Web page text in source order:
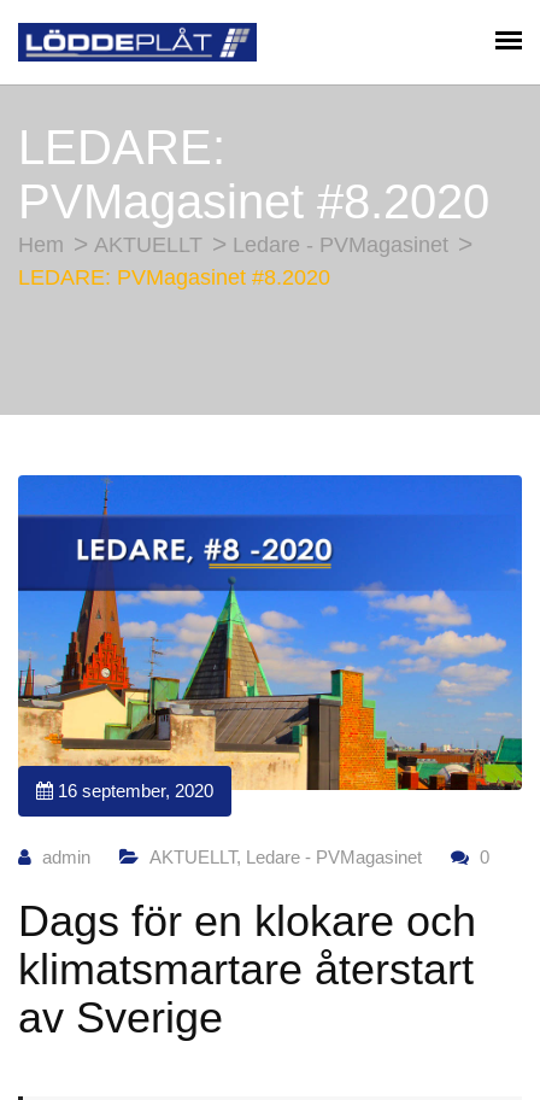
LEDARE:
PVMagasinet #8.2020
Hem AKTUELLT
Ledare - PVMagasinet
LEDARE: PVMagasinet #8.2020
16 september, 2020
admin AKTUELLT, Ledare - PVMagasinet 0
Dags för en klokare och
klimatsmartare återstart
av Sverige